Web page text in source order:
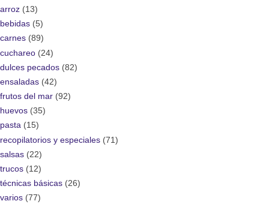
arroz (13)
bebidas (5)
carnes (89)
cuchareo (24)
dulces pecados (82)
ensaladas (42)
frutos del mar (92)
huevos (35)
pasta (15)
recopilatorios y especiales (71)
salsas (22)
trucos (12)
técnicas básicas (26)
varios (77)